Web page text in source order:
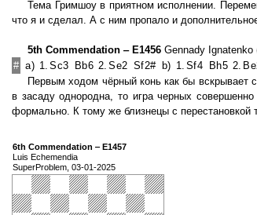
Тема Гримшоу в приятном исполнении.
что я и сделал. А с ним пропало и
5th Commendation ‒ E1456 Gennady Ignatenko
# a) 1. Sc3 Bb6 2. Se2 Sf2# b) 1. Sf4 Bh5 2.
Первым ходом чёрный конь как бы вскрывает
в засаду однородна, то игра черных
формально. К тому же близнецы с перестановкой
6th Commendation ‒ E1457
Luis Echemendia
SuperProblem, 03-01-2025